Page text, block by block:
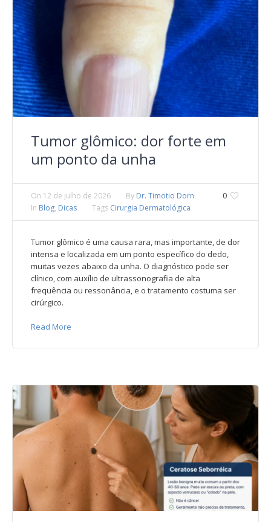
Tumor glômico: dor forte em
um ponto da unha
0
On 12 de julho de 2026 By Dr. Timotio Dorn
In Blog, Dicas Tags Cirurgia Dermatológica
Tumor glômico é uma causa rara, mas importante, de dor
intensa e localizada em um ponto específico do dedo,
muitas vezes abaixo da unha. O diagnóstico pode ser
clínico, com auxílio de ultrassonografia de alta
frequência ou ressonância, e o tratamento costuma ser
cirúrgico.
Read More